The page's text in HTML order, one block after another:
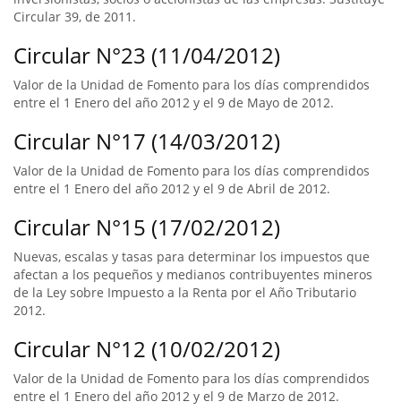
Circular 39, de 2011.
Circular N°23 (11/04/2012)
Valor de la Unidad de Fomento para los días comprendidos
entre el 1 Enero del año 2012 y el 9 de Mayo de 2012.
Circular N°17 (14/03/2012)
Valor de la Unidad de Fomento para los días comprendidos
entre el 1 Enero del año 2012 y el 9 de Abril de 2012.
Circular N°15 (17/02/2012)
Nuevas, escalas y tasas para determinar los impuestos que
afectan a los pequeños y medianos contribuyentes mineros
de la Ley sobre Impuesto a la Renta por el Año Tributario
2012.
Circular N°12 (10/02/2012)
Valor de la Unidad de Fomento para los días comprendidos
entre el 1 Enero del año 2012 y el 9 de Marzo de 2012.